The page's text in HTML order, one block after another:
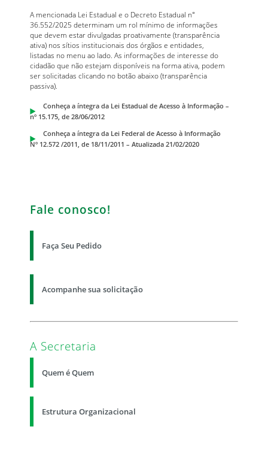
A mencionada Lei Estadual e o Decreto Estadual n°
36.552/2025 determinam um rol mínimo de informações
que devem estar divulgadas proativamente (transparência
ativa) nos sítios institucionais dos órgãos e entidades,
listadas no menu ao lado. As informações de interesse do
cidadão que não estejam disponíveis na forma ativa, podem
ser solicitadas clicando no botão abaixo (transparência
passiva).
Conheça a íntegra da Lei Estadual de Acesso à Informação –
nº 15.175, de 28/06/2012
Conheça a íntegra da Lei Federal de Acesso à Informação
Nº 12.572 /2011, de 18/11/2011 – Atualizada 21/02/2020
Fale conosco!
Faça Seu Pedido
Acompanhe sua solicitação
A Secretaria
Quem é Quem
Estrutura Organizacional